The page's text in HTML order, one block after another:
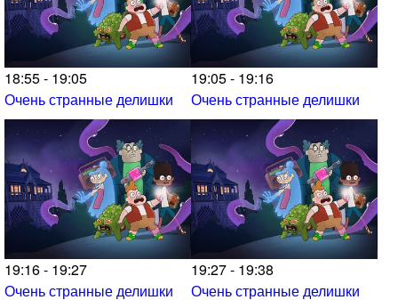
18:55 - 19:05
Очень странные делишки
19:05 - 19:16
Очень странные делишки
19:16 - 19:27
Очень странные делишки
19:27 - 19:38
Очень странные делишки